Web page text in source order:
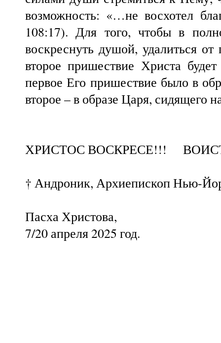
возможность: «…не восхотел
108:17). Для того, чтобы в
воскреснуть душой, удалиться
второе пришествие Христа
первое Его пришествие было в
второе – в образе Царя, сидящего
ХРИСТОС ВОСКРЕСЕ!!!
† Андроник, Архиепископ Нью-
Пасха Христова,
7/20 апреля 2025 год.